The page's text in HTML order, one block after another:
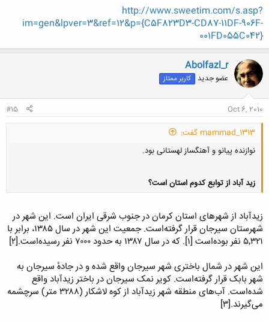
http://www.sweetim.com/s.asp?
im=gen&lpver=3&ref=12&p={C5F823D3-CD87-11DF-906F-
001FD055C042}
Abolfazl_r
عضو جدید کاربر ممتاز
Oct 6, 2010
#15
mammad_1313 گفت:
نوازنده پیانو و آهنگساز لهستانی بود.
زید آباد از توابع کدوم استان است؟
کلیک کنید تا باز شود...
زیدآباد از شهرهای استان کرمان در جنوب شرقی ایران است. این شهر در
شهرستان سیرجان قرار گرفته‌است. جمعیت این شهر در سال ۱۳۸۵، برابر با
۵٬۳۲۱ نفر بوده‌است [۱]. که در سال ۱۳۸۷ به حدود ۷۰۰۰ نفر رسیده‌است.[۲]
این شهر در شمال باختری شهر سیرجان واقع شده و در جادهٔ سیرجان به
شهر بابک قرار گرفته‌است. کویر نمک سیرجان در باختر زیدآباد واقع
شده‌است. آب‌های منطقه شهر زیدآباد از کوه لاشکار (۳۲۸۸ متر) سرچشمه
می‌گیرند.[۳]